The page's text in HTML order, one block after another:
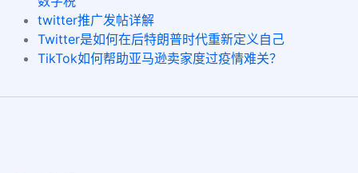
twitter推广发帖详解
Twitter是如何在后特朗普时代重新定义自己
TikTok如何帮助亚马逊卖家度过疫情难关？